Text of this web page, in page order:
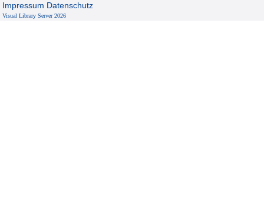
Impressum Datenschutz
Visual Library Server 2026